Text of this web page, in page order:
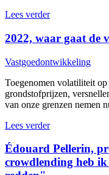
Lees verder
2022, waar gaat de
Vastgoedontwikkeling
Toegenomen volatiliteit
grondstofprijzen,
van onze grenzen nemen
Lees verder
Édouard Pellerin,
crowdlending heb